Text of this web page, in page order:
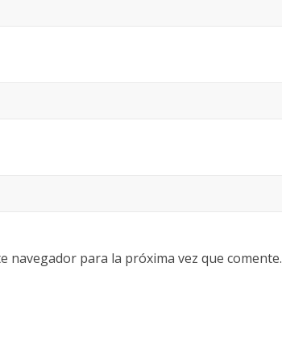
navegador para la próxima vez que comente.